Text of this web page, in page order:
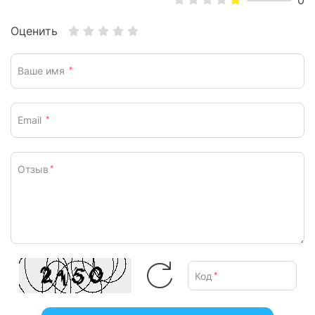
Оценить
Ваше имя *
Email *
Отзыв *
Код *